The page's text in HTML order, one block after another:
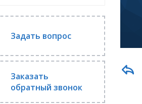
Задать вопрос
Заказать
обратный звонок